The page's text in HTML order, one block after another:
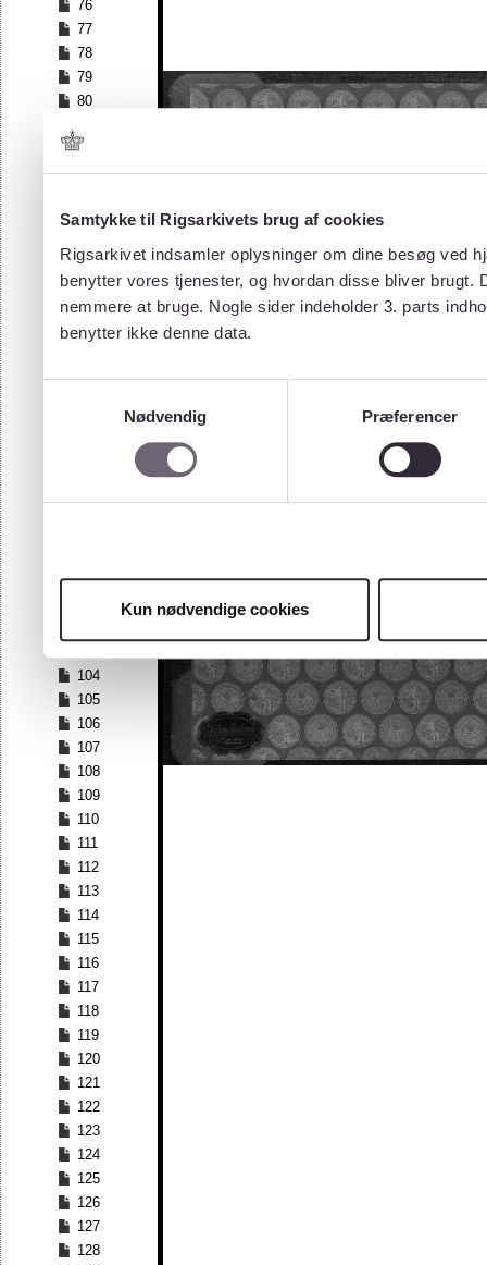
Samtykke til Rigsarkivets brug af cookies
Rigsarkivet indsamler oplysninger om dine besøg ved
benytter vores tjenester, og hvordan disse bliver
nemmere at bruge. Nogle sider indeholder 3. parts
benytter ikke denne data.
Nødvendig
Præferencer
Kun nødvendige cookies
76
77
78
79
80
82
83
85
87
88
89
90
97
100
104
105
106
107
108
109
110
111
112
113
114
115
116
117
118
119
120
121
122
123
124
125
126
127
128